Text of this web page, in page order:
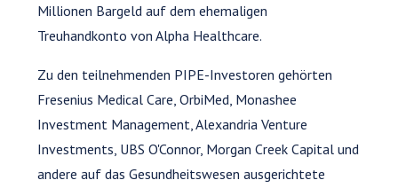
Millionen Bargeld auf dem ehemaligen
Treuhandkonto von Alpha Healthcare.
Zu den teilnehmenden PIPE-Investoren gehörten
Fresenius Medical Care, OrbiMed, Monashee
Investment Management, Alexandria Venture
Investments, UBS O'Connor, Morgan Creek Capital und
andere auf das Gesundheitswesen ausgerichtete